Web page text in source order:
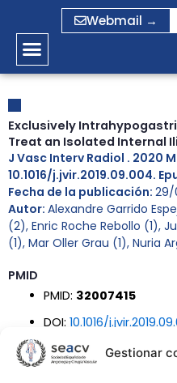
Gestionar
contenido
Webmail →
Exclusively
Treat an Isolated Internal
J Vasc Interv Radiol . 2020
10.1016/j.jvir.2019.09.004.
Fecha de la publicación: 29/
Autor: Alexandre Garrido
(2), Enric Roche Rebollo (1),
(1), Mar Oller Grau (1), Nuria
PMID
PMID: 32007415
DOI: 10.1016/